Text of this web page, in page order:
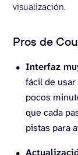
visualización.
Pros de
Interfaz
fácil de
pocos
que cada
pistas para